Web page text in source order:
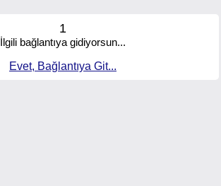
1
İlgili bağlantıya gidiyorsun...
Evet, Bağlantıya Git...